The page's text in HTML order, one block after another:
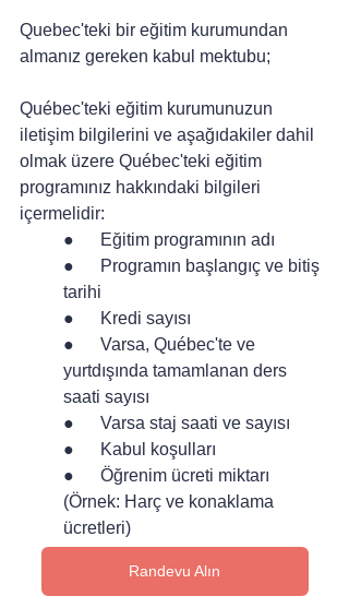
Quebec'teki bir eğitim kurumundan
almanız gereken kabul mektubu;
Québec'teki eğitim kurumunuzun
iletişim bilgilerini ve aşağıdakiler dahil
olmak üzere Québec'teki eğitim
programınız hakkındaki bilgileri
içermelidir:
●      Eğitim programının adı
●      Programın başlangıç ​​ve bitiş
tarihi
●      Kredi sayısı
●      Varsa, Québec'te ve
yurtdışında tamamlanan ders
saati sayısı
●      Varsa staj saati ve sayısı
●      Kabul koşulları
●      Öğrenim ücreti miktarı
(Örnek: Harç ve konaklama
ücretleri)
Randevu Alın